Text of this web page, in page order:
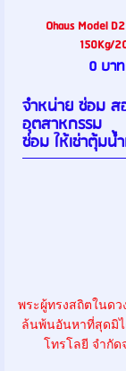
Ohaus Model
150Kg/
0 บาท
จำหน่าย ซ่อม ส
อุตสาหกร
ซ่อม ให้เช่าตุ้มน้
พระผู้ทรงสถิตในด
ล้นพ้นอันหาที่สุดมิ
โทรโลยี จำกัด